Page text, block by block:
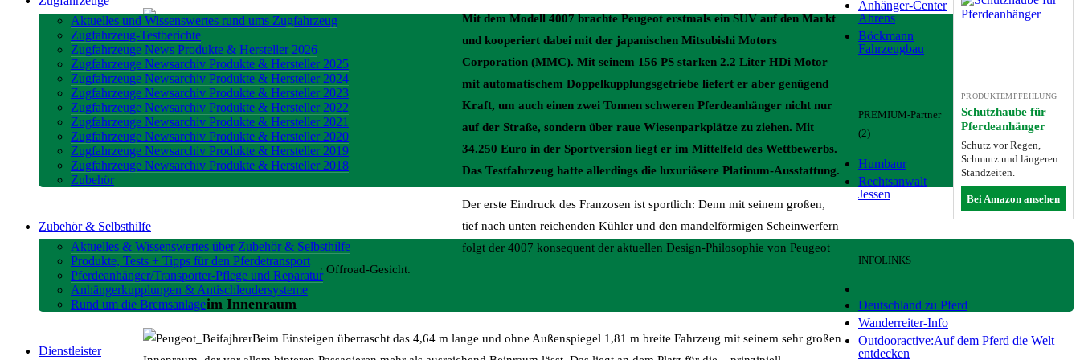
Aktuelles und Wissenswertes rund ums Zugfahrzeug
Zugfahrzeug-Testberichte
Zugfahrzeuge News Produkte & Hersteller 2026
Zugfahrzeuge Newsarchiv Produkte & Hersteller 2025
Zugfahrzeuge Newsarchiv Produkte & Hersteller 2024
Zugfahrzeuge Newsarchiv Produkte & Hersteller 2023
Zugfahrzeuge Newsarchiv Produkte & Hersteller 2022
Zugfahrzeuge Newsarchiv Produkte & Hersteller 2021
Zugfahrzeuge Newsarchiv Produkte & Hersteller 2020
Zugfahrzeuge Newsarchiv Produkte & Hersteller 2019
Zugfahrzeuge Newsarchiv Produkte & Hersteller 2018
Zubehör
Zubehör & Selbsthilfe
Aktuelles & Wissenswertes über Zubehör & Selbsthilfe
Produkte, Tests + Tipps für den Pferdetransport
Pferdeanhänger/Transporter-Pflege und Reparatur
Anhängerkupplungen & Antischleudersysteme
Rund um die Bremsanlage
Dienstleister
Mit dem Modell 4007 brachte Peugeot erstmals ein SUV auf den Markt
und kooperiert dabei mit der japanischen Mitsubishi Motors
Corporation (MMC). Mit seinem 156 PS starken 2.2 Liter HDi Motor
mit automatischem Doppelkupplungsgetriebe liefert er aber genügend
Kraft, um auch einen zwei Tonnen schweren Pferdeanhänger nicht nur
auf der Straße, sondern über raue Wiesenparkplätze zu ziehen. Mit
34.250 Euro in der Sportversion liegt er im Mittelfeld des Wettbewerbs.
Das Testfahrzeug hatte allerdings die luxuriösere Platinum-Ausstattung.
Der erste Eindruck des Franzosen ist sportlich: Denn mit seinem großen,
tief nach unten reichenden Kühler und den mandelförmigen Scheinwerfern
folgt der 4007 konsequent der aktuellen Design-Philosophie von Peugeot
und hat daher wenig vom typischen Offroad-Gesicht.
Viel Platz im Innenraum
Beim Einsteigen überrascht das 4,64 m lange und ohne Außenspiegel 1,81 m breite Fahrzeug mit seinem sehr großen
PRODUKTEMPFEHLUNG
Schutzhaube für
Pferdeanhänger
Schutz vor Regen,
Schmutz und längeren
Standzeiten.
Bei Amazon ansehen
Anhänger-Center
Ahrens
Böckmann
Fahrzeugbau
PREMIUM-Partner
(2)
Humbaur
Rechtsanwalt
Jessen
INFOLINKS
Deutschland zu Pferd
Wanderreiter-Info
Outdooractive:Auf dem Pferd die Welt
entdecken